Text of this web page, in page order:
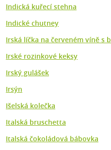
Indická kuřecí stehna
Indické chutney
Irská líčka na červeném víně s
Irské rozinkové keksy
Irský gulášek
Irsýn
Išelská kolečka
Italská bruschetta
Italská čokoládová bábovka